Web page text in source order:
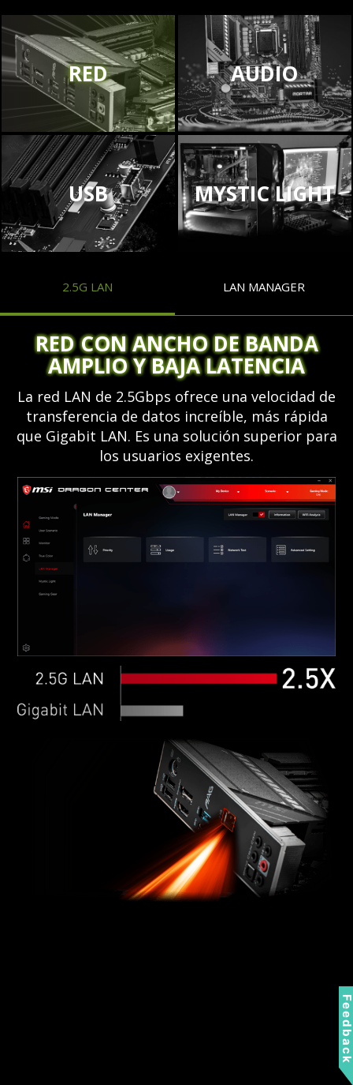
RED AUDIO
USB MYSTIC LIGHT
2.5G LAN LAN MANAGER
RED CON ANCHO DE BANDA
AMPLIO Y BAJA LATENCIA
La red LAN de 2.5Gbps ofrece una velocidad de
transferencia de datos increíble, más rápida
que Gigabit LAN. Es una solución superior para
los usuarios exigentes.